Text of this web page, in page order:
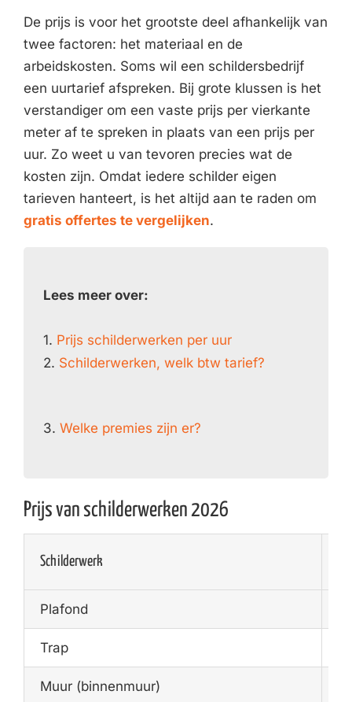
De prijs is voor het grootste deel afhankelijk van
twee factoren: het materiaal en de
arbeidskosten. Soms wil een schildersbedrijf
een uurtarief afspreken. Bij grote klussen is het
verstandiger om een vaste prijs per vierkante
meter af te spreken in plaats van een prijs per
uur. Zo weet u van tevoren precies wat de
kosten zijn. Omdat iedere schilder eigen
tarieven hanteert, is het altijd aan te raden om
gratis offertes te vergelijken.
Lees meer over:
1. Prijs schilderwerken per uur
2. Schilderwerken, welk btw tarief?
3. Welke premies zijn er?
Prijs van schilderwerken 2026
Schilderwerk
Plafond
Trap
Muur (binnenmuur)